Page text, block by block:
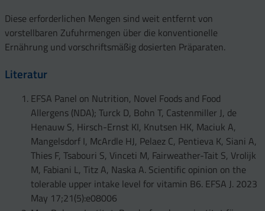
Diese erforderlichen Mengen sind weit entfernt von
vorstellbaren Zufuhrmengen über die konventionelle
Ernährung und vorschriftsmäßig dosierten Präparaten.
Literatur
EFSA Panel on Nutrition, Novel Foods and Food
Allergens (NDA); Turck D, Bohn T, Castenmiller J, de
Henauw S, Hirsch-Ernst KI, Knutsen HK, Maciuk A,
Mangelsdorf I, McArdle HJ, Pelaez C, Pentieva K, Siani A,
Thies F, Tsabouri S, Vinceti M, Fairweather-Tait S, Vrolijk
M, Fabiani L, Titz A, Naska A. Scientific opinion on the
tolerable upper intake level for vitamin B6. EFSA J. 2023
May 17;21(5):e08006